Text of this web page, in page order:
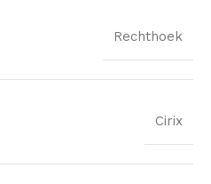
Rechthoek
Cirix